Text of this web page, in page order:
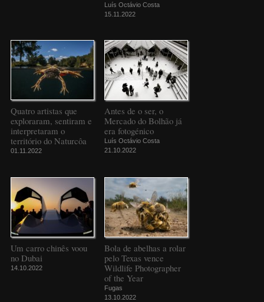
Luís Octávio Costa
15.11.2022
Quatro artistas que
exploraram, sentiram e
interpretaram o
território do Naturcôa
01.11.2022
Antes de o ser, o
Mercado do Bolhão já
era fotogénico
Luís Octávio Costa
21.10.2022
Um carro chinês voou
no Dubai
14.10.2022
Bola de abelhas a rolar
pelo Texas vence
Wildlife Photographer
of the Year
Fugas
13.10.2022